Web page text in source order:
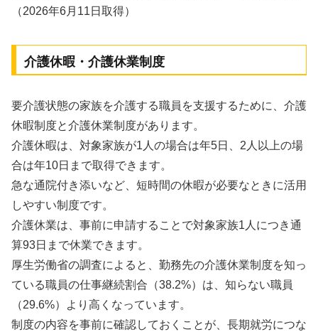
（2026年6月11日取得）
介護休暇・介護休業制度
要介護状態の家族を介護する職員を支援するために、介護
休暇制度と介護休業制度があります。
介護休暇は、対象家族が1人の場合は年5日、2人以上の場
合は年10日まで取得できます。
急な通院付き添いなど、短時間の休暇が必要なときに活用
しやすい制度です。
介護休業は、事前に申請することで対象家族1人につき通
算93日まで休業できます。
厚生労働省の調査によると、勤務先の介護休業制度を知っ
ている職員の仕事継続割合（38.2%）は、知らない職員
（29.6%）より高くなっています。
制度の内容を事前に確認しておくことが、長期就労につな